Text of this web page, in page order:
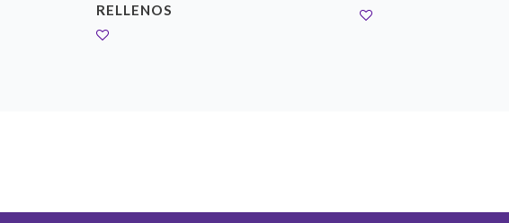
RELLENOS